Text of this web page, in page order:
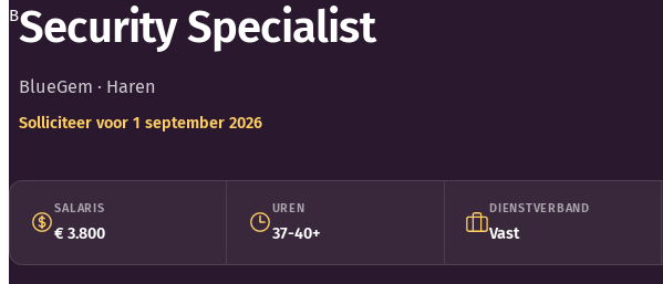
BSecurity Specialist
BlueGem · Haren
Solliciteer voor 1 september 2026
SALARIS
€ 3.800
UREN
37-40+
DIENSTVERBAND
Vast